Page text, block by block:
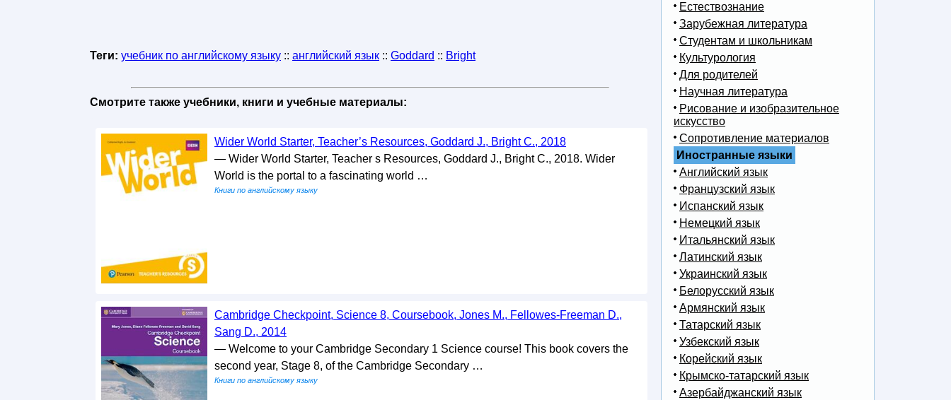
Теги: учебник по английскому языку :: английский язык :: Goddard :: Bright
Смотрите также учебники, книги и учебные материалы:
Wider World Starter, Teacher’s Resources, Goddard J., Bright C., 2018
— Wider World Starter, Teacher s Resources, Goddard J., Bright C., 2018. Wider
World is the portal to a fascinating world …
Книги по английскому языку
Cambridge Checkpoint, Science 8, Coursebook, Jones M., Fellowes-Freeman D.,
Sang D., 2014
— Welcome to your Cambridge Secondary 1 Science course! This book covers the
second year, Stage 8, of the Cambridge Secondary …
Книги по английскому языку
Естествознание
Зарубежная литература
Студентам и школьникам
Культурология
Для родителей
Научная литература
Рисование и изобразительное
искусство
Сопротивление материалов
Иностранные языки
Английский язык
Французский язык
Испанский язык
Немецкий язык
Итальянский язык
Латинский язык
Украинский язык
Белорусский язык
Армянский язык
Татарский язык
Узбекский язык
Корейский язык
Крымско-татарский язык
Азербайджанский язык